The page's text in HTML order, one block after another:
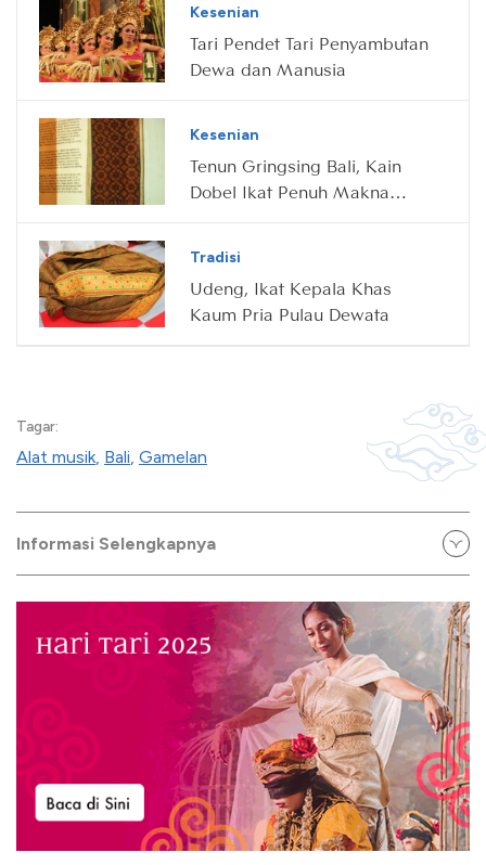
Kesenian
Tari Pendet Tari Penyambutan
Dewa dan Manusia
Kesenian
Tenun Gringsing Bali, Kain
Dobel Ikat Penuh Makna
Tradisi
Udeng, Ikat Kepala Khas
Kaum Pria Pulau Dewata
Tagar:
Alat musik, Bali, Gamelan
Informasi Selengkapnya